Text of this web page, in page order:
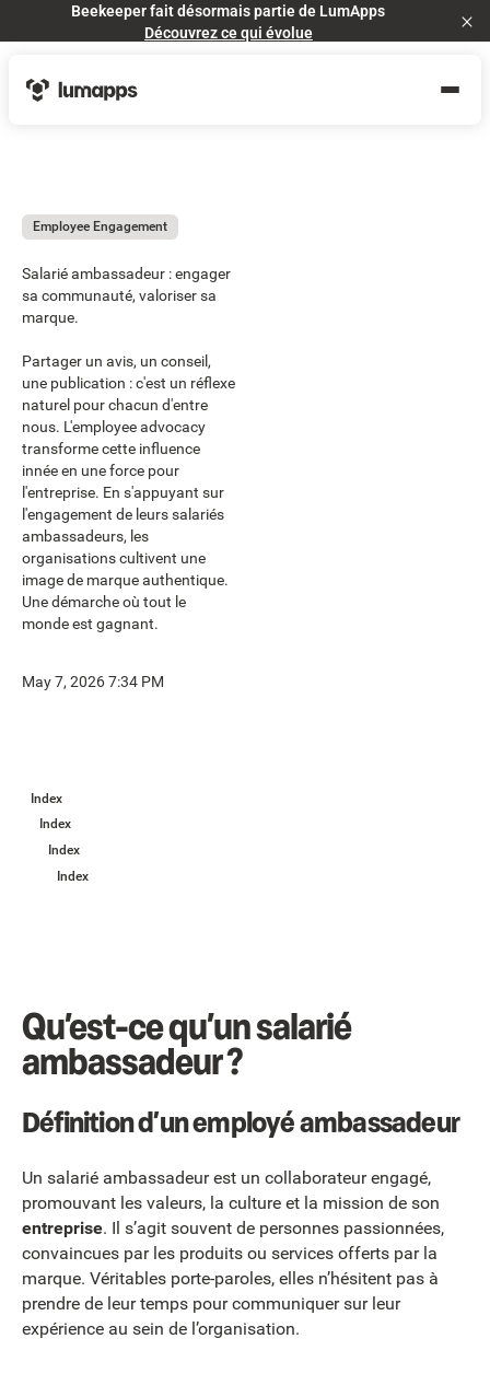
Beekeeper fait désormais partie de LumApps
Découvrez ce qui évolue
Employee Engagement
Salarié ambassadeur : engager
sa communauté, valoriser sa
marque.
Partager un avis, un conseil,
une publication : c'est un réflexe
naturel pour chacun d'entre
nous. L'employee advocacy
transforme cette influence
innée en une force pour
l'entreprise. En s'appuyant sur
l'engagement de leurs salariés
ambassadeurs, les
organisations cultivent une
image de marque authentique.
Une démarche où tout le
monde est gagnant.
May 7, 2026 7:34 PM
Index
Index
Index
Index
Qu’est-ce qu’un salarié
ambassadeur ?
Définition d’un employé ambassadeur
Un salarié ambassadeur est un collaborateur engagé,
promouvant les valeurs, la culture et la mission de son
entreprise. Il s’agit souvent de personnes passionnées,
convaincues par les produits ou services offerts par la
marque. Véritables porte-paroles, elles n’hésitent pas à
prendre de leur temps pour communiquer sur leur
expérience au sein de l’organisation.